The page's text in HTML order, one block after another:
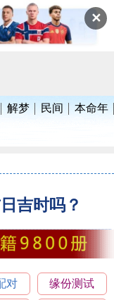
✕
解梦 民间 本命年
吉时吗？
对 缘份测试